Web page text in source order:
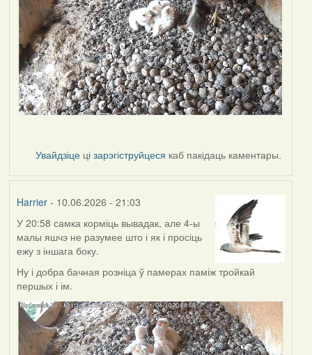
Увайдзіце цізарэгіструйцеся каб пакідаць каментары.
Harrier- 10.06.2026 - 21:03
У 20:58 самка корміць вывадак, але 4-ы
малы яшчэ не разумее што і як і просіць
ежу з іншага боку.
Ну і добра бачная розніца ў памерах паміж тройкай
першых і ім.